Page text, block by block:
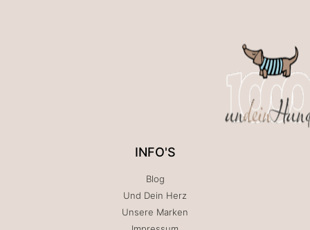
INFO'S
Blog
Und Dein Herz
Unsere Marken